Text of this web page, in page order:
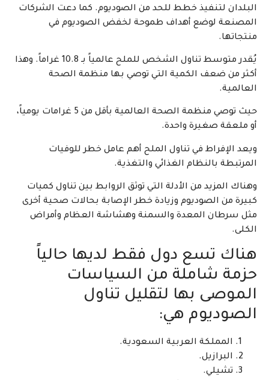
البلدان لتنفيذ خطط للحد من الصوديوم. كما دعت الشركات
المصنعة لوضع أهداف طموحة لخفض الصوديوم في
منتجاتها.
يُقدر متوسط تناول الشخص للملح عالمياً بـ 10.8 غراماً. وهذا
أكثر من ضعف الكمية التي توصي بها منظمة الصحة
العالمية.
حيث توصي منظمة الصحة العالمية بأقل من 5 غرامات يومياً،
أو ملعقة صغيرة واحدة.
ويعد الإفراط في تناول الملح أهم عامل خطر للوفيات
المرتبطة بالنظام الغذائي والتغذية.
وهناك المزيد من الأدلة التي توثق الروابط بين تناول كميات
كبيرة من الصوديوم وزيادة خطر الإصابة بحالات صحية أخرى
مثل سرطان المعدة والسمنة وهشاشة العظام وأمراض
الكلى.
هناك تسع دول فقط لديها حالياً
حزمة شاملة من السياسات
الموصى بها لتقليل تناول
الصوديوم هي:
المملكة العربية السعودية.
البرازيل.
تشيلي.